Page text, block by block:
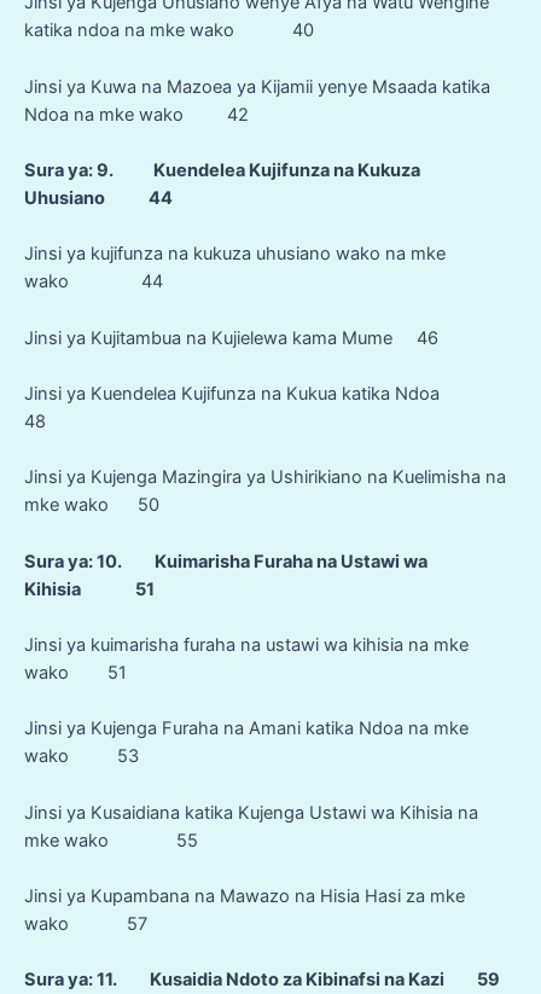
katika ndoa na mke wako 40
Jinsi ya Kuwa na Mazoea ya Kijamii yenye Msaada katika
Ndoa na mke wako 42
Sura ya: 9. Kuendelea Kujifunza na Kukuza
Uhusiano 44
Jinsi ya kujifunza na kukuza uhusiano wako na mke
wako 44
Jinsi ya Kujitambua na Kujielewa kama Mume 46
Jinsi ya Kuendelea Kujifunza na Kukua katika Ndoa
48
Jinsi ya Kujenga Mazingira ya Ushirikiano na Kuelimisha na
mke wako 50
Sura ya: 10. Kuimarisha Furaha na Ustawi wa
Kihisia 51
Jinsi ya kuimarisha furaha na ustawi wa kihisia na mke
wako 51
Jinsi ya Kujenga Furaha na Amani katika Ndoa na mke
wako 53
Jinsi ya Kusaidiana katika Kujenga Ustawi wa Kihisia na
mke wako 55
Jinsi ya Kupambana na Mawazo na Hisia Hasi za mke
wako 57
Sura ya: 11. Kusaidia Ndoto za Kibinafsi na Kazi 59